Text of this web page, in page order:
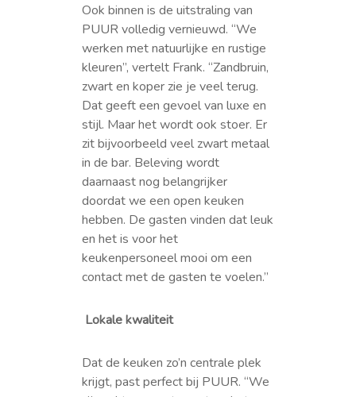
Ook binnen is de uitstraling van
PUUR volledig vernieuwd. “We
werken met natuurlijke en rustige
kleuren”, vertelt Frank. “Zandbruin,
zwart en koper zie je veel terug.
Dat geeft een gevoel van luxe en
stijl. Maar het wordt ook stoer. Er
zit bijvoorbeeld veel zwart metaal
in de bar. Beleving wordt
daarnaast nog belangrijker
doordat we een open keuken
hebben. De gasten vinden dat leuk
en het is voor het
keukenpersoneel mooi om een
contact met de gasten te voelen.”
Lokale kwaliteit
Dat de keuken zo’n centrale plek
krijgt, past perfect bij PUUR. “We